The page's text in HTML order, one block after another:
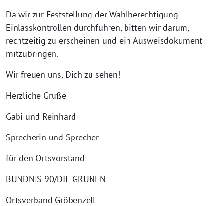
Da wir zur Feststellung der Wahlberechtigung
Einlasskontrollen durchführen, bitten wir darum,
rechtzeitig zu erscheinen und ein Ausweisdokument
mitzubringen.
Wir freuen uns, Dich zu sehen!
Herzliche Grüße
Gabi und Reinhard
Sprecherin und Sprecher
für den Ortsvorstand
BÜNDNIS 90/DIE GRÜNEN
Ortsverband Gröbenzell